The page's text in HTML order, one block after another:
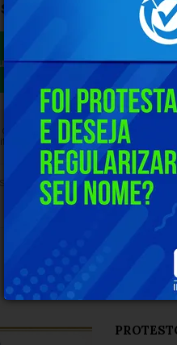
Figueiredo
e faça parte do nosso
é de responsabilidade de
ou que contenham palavras ofensivas.